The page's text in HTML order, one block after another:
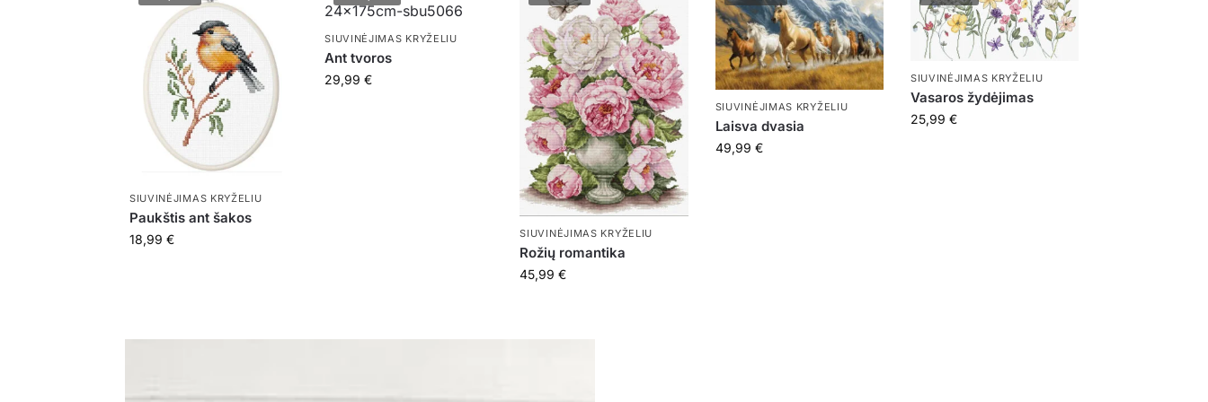
SIUVINĖJIMAS KRYŽELIU
Paukštis ant šakos
18,99 €
SIUVINĖJIMAS KRYŽELIU
Ant tvoros
29,99€
SIUVINĖJIMAS KRYŽELIU
Rožių romantika
45,99€
SIUVINĖJIMAS KRYŽELIU
Laisva dvasia
49,99 €
SIUVINĖJIMAS KRYŽELIU
Vasaros žydėjimas
25,99 €